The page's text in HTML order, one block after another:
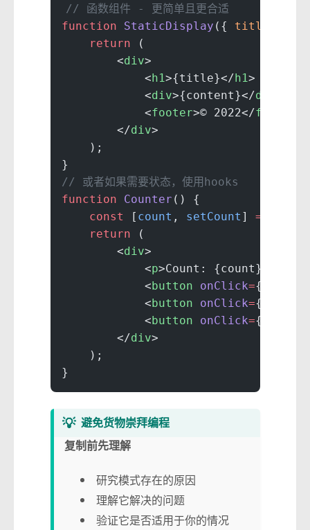
// 函数组件 - 更简单且更合适
function StaticDisplay ({ title
    return
(
        <
div>
            <
h1>{title}</h1>
            <
div>{content}</div
            <
footer>© 2022</footer
        </
div>
    );
}
// 或者如果需要状态，使用hooks
function Counter () {
    const
[ count , setCount ] =
    return
(
        <
div>
            <
p>Count: {count}</
            <
button onClick={()
            <
button onClick={()
            <
button onClick={()
        </
div>
    );
}
💡 避免货物崇拜编程
复制前先理解
研究模式存在的原因
理解它解决的问题
验证它是否适用于你的情况